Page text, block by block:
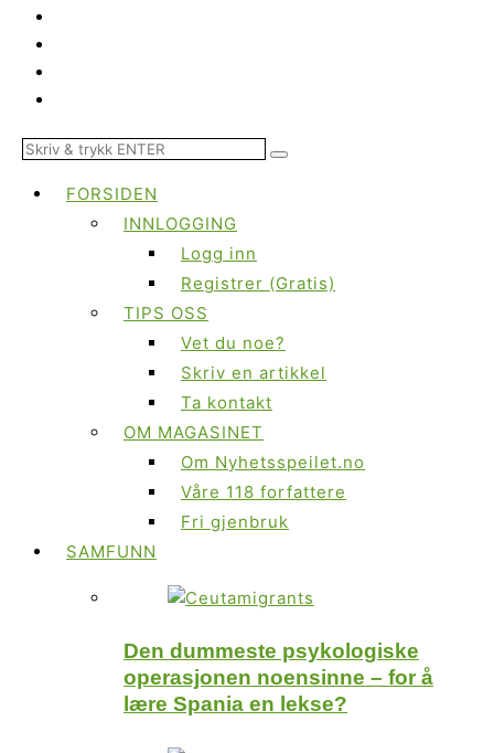
FORSIDEN
INNLOGGING
Logg inn
Registrer (Gratis)
TIPS OSS
Vet du noe?
Skriv en artikkel
Ta kontakt
OM MAGASINET
Om Nyhetsspeilet.no
Våre 118 forfattere
Fri gjenbruk
SAMFUNN
Den dummeste psykologiske
operasjonen noensinne – for å
lære Spania en lekse?